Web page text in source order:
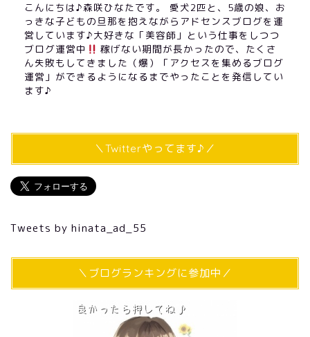
こんにちは♪森咲ひなたです。 愛犬2匹と、5歳の娘、お
っきな子どもの旦那を抱えながらアドセンスブログを運
営しています♪大好きな「美容師」という仕事をしつつ
ブログ運営中
稼げない期間が長かったので、たくさ
ん失敗もしてきました（爆）「アクセスを集めるブログ
運営」ができるようになるまでやったことを発信してい
ます♪
＼Twitterやってます♪／
Tweets by hinata_ad_55
＼ブログランキングに参加中／